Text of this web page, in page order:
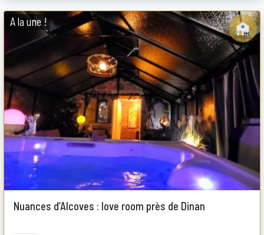
Nuances d’Alcoves : love room près de Dinan
A la une !